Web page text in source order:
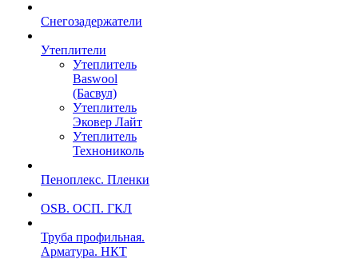
Снегозадержатели
Утеплители
Утеплитель
Baswool
(Басвул)
Утеплитель
Эковер Лайт
Утеплитель
Технониколь
Пеноплекс. Пленки
OSB. ОСП. ГКЛ
Труба профильная.
Арматура. НКТ